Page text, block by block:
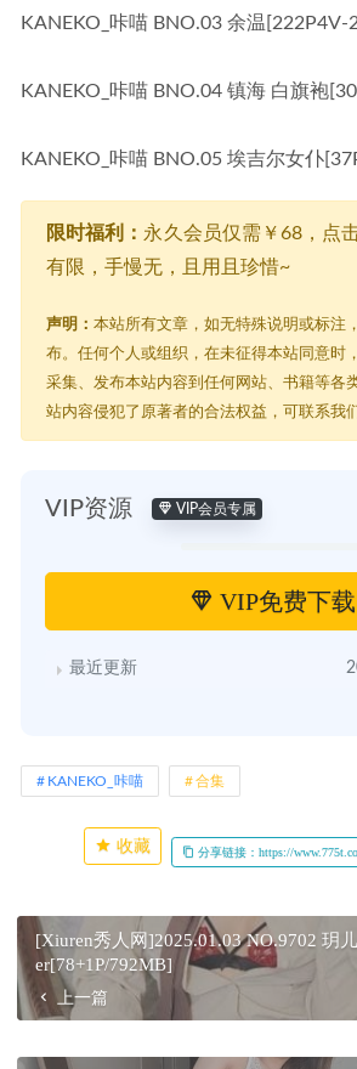
KANEKO_咔喵 BNO.03 余温[222P4V-
KANEKO_咔喵 BNO.04 镇海 白旗袍
KANEKO_咔喵 BNO.05 埃吉尔女仆
限时福利： 永久会员仅需￥68，点
有限，手慢无，且用且珍惜~
声明： 本站所有文章，如无特殊说明或标注
布。任何个人或组织，在未征得本站同意时
采集、发布本站内容到任何网站、书籍等各
站内容侵犯了原著者的合法权益，可联系我
VIP资源 VIP会员专属
VIP免费下载
最近更新
KANEKO_咔喵 合集
收藏 分享链接：https://
[Xiuren秀人网]2025.01.03 NO.9702 玥
er[78+1P/792MB]
上一篇